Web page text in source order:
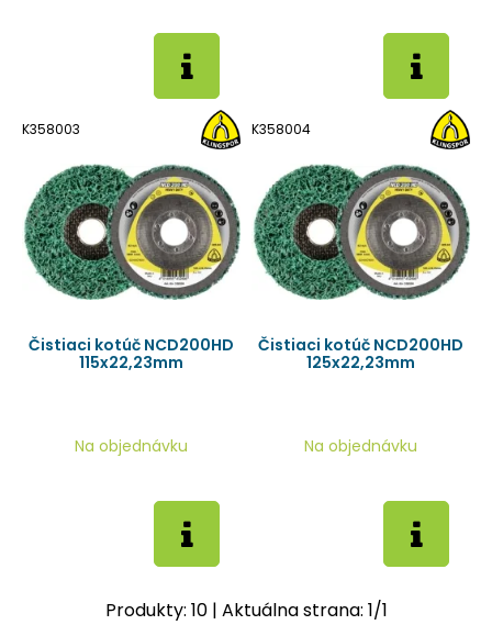
K358003
Čistiaci kotúč NCD200HD
115x22,23mm
Na objednávku
K358004
Čistiaci kotúč NCD200HD
125x22,23mm
Na objednávku
Produkty: 10| Aktuálna strana: 1/1